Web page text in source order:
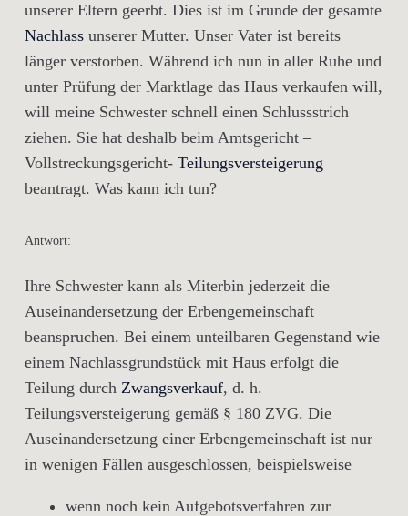
unserer Eltern geerbt. Dies ist im Grunde der gesamte
Nachlass unserer Mutter. Unser Vater ist bereits
länger verstorben. Während ich nun in aller Ruhe und
unter Prüfung der Marktlage das Haus verkaufen will,
will meine Schwester schnell einen Schlussstrich
ziehen. Sie hat deshalb beim Amtsgericht –
Vollstreckungsgericht- Teilungsversteigerung
beantragt. Was kann ich tun?
Antwort:
Ihre Schwester kann als Miterbin jederzeit die
Auseinandersetzung der Erbengemeinschaft
beanspruchen. Bei einem unteilbaren Gegenstand wie
einem Nachlassgrundstück mit Haus erfolgt die
Teilung durch Zwangsverkauf, d. h.
Teilungsversteigerung gemäß § 180 ZVG. Die
Auseinandersetzung einer Erbengemeinschaft ist nur
in wenigen Fällen ausgeschlossen, beispielsweise
wenn noch kein Aufgebotsverfahren zur